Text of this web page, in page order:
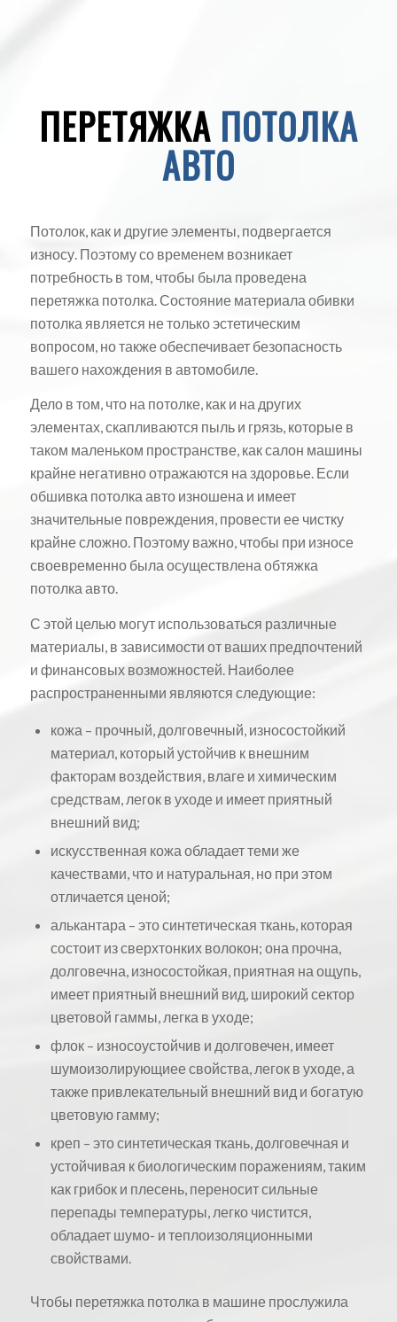
ПЕРЕТЯЖКА ПОТОЛКА
АВТО
Потолок, как и другие элементы, подвергается
износу. Поэтому со временем возникает
потребность в том, чтобы была проведена
перетяжка потолка. Состояние материала обивки
потолка является не только эстетическим
вопросом, но также обеспечивает безопасность
вашего нахождения в автомобиле.
Дело в том, что на потолке, как и на других
элементах, скапливаются пыль и грязь, которые в
таком маленьком пространстве, как салон машины
крайне негативно отражаются на здоровье. Если
обшивка потолка авто изношена и имеет
значительные повреждения, провести ее чистку
крайне сложно. Поэтому важно, чтобы при износе
своевременно была осуществлена обтяжка
потолка авто.
С этой целью могут использоваться различные
материалы, в зависимости от ваших предпочтений
и финансовых возможностей. Наиболее
распространенными являются следующие:
кожа – прочный, долговечный, износостойкий
материал, который устойчив к внешним
факторам воздействия, влаге и химическим
средствам, легок в уходе и имеет приятный
внешний вид;
искусственная кожа обладает теми же
качествами, что и натуральная, но при этом
отличается ценой;
алькантара – это синтетическая ткань, которая
состоит из сверхтонких волокон; она прочна,
долговечна, износостойкая, приятная на ощупь,
имеет приятный внешний вид, широкий сектор
цветовой гаммы, легка в уходе;
флок – износоустойчив и долговечен, имеет
шумоизолирующиее свойства, легок в уходе, а
также привлекательный внешний вид и богатую
цветовую гамму;
креп – это синтетическая ткань, долговечная и
устойчивая к биологическим поражениям, таким
как грибок и плесень, переносит сильные
перепады температуры, легко чистится,
обладает шумо- и теплоизоляционными
свойствами.
Чтобы перетяжка потолка в машине прослужила